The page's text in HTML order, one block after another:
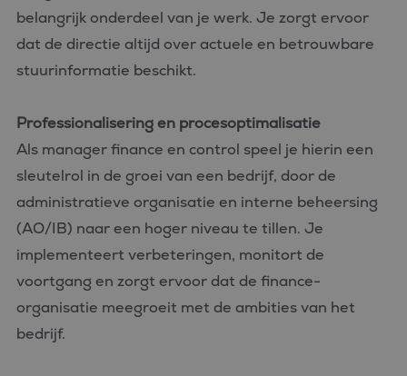
belangrijk onderdeel van je werk. Je zorgt ervoor
dat de directie altijd over actuele en betrouwbare
stuurinformatie beschikt.
Professionalisering en procesoptimalisatie
Als manager finance en control speel je hierin een
sleutelrol in de groei van een bedrijf, door de
administratieve organisatie en interne beheersing
(AO/IB) naar een hoger niveau te tillen. Je
implementeert verbeteringen, monitort de
voortgang en zorgt ervoor dat de finance-
organisatie meegroeit met de ambities van het
bedrijf.